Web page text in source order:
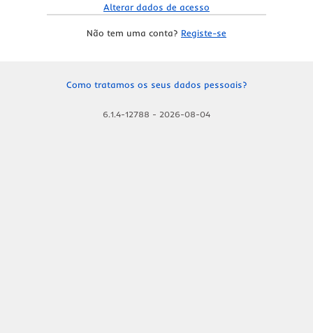
Alterar dados de acesso
Não tem uma conta? Registe-se
Como tratamos os seus dados pessoais?
6.1.4-12788 - 2026-08-04